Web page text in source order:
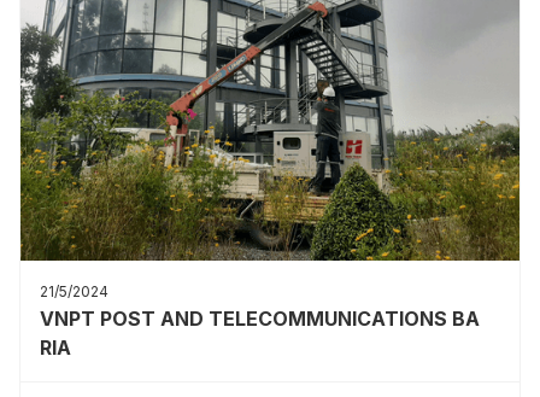
21/5/2024
VNPT POST AND TELECOMMUNICATIONS BA
RIA